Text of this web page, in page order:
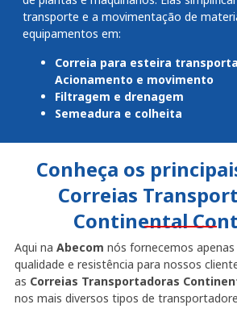
transporte e a movimentação de
equipamentos em:
Correia para esteira
Acionamento e movimento
Filtragem e drenagem
Semeadura e colheita
Conheça os
Correias
Continental
Aqui na Abecom nós fornecemos
qualidade e resistência para nossos
as Correias Transportadoras
nos mais diversos tipos de